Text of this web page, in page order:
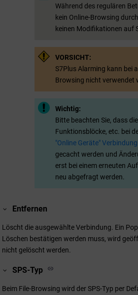
Während des regulären
kein Online-Browsing
keinen Modifikationen auf
VORSICHT:
S7Plus Alarming kann bei
Browsing nicht verwendet
Wichtig:
Bitte beachten Sie, dass
Funktionsblöcke, etc. bei
"Online Geräte" Verbindung
gecacht werden und
erst bei einem erneuten
neu abgefragt werden.
Entfernen
Löscht die ausgewählte Verbindung. Ein
Löschen bestätigen werden muss, wird
nicht gelöscht werden.
SPS-Typ
Beim File-Browsing wird der SPS-Typ per